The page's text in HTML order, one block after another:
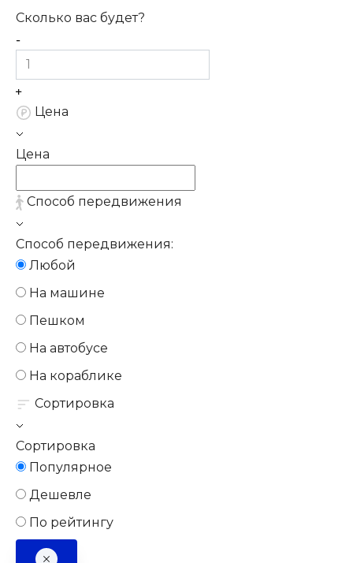
Сколько вас будет?
Цена
Цена
Способ передвижения
Способ передвижения:
Любой
На машине
Пешком
На автобусе
На кораблике
Сортировка
Сортировка
Популярное
Дешевле
По рейтингу